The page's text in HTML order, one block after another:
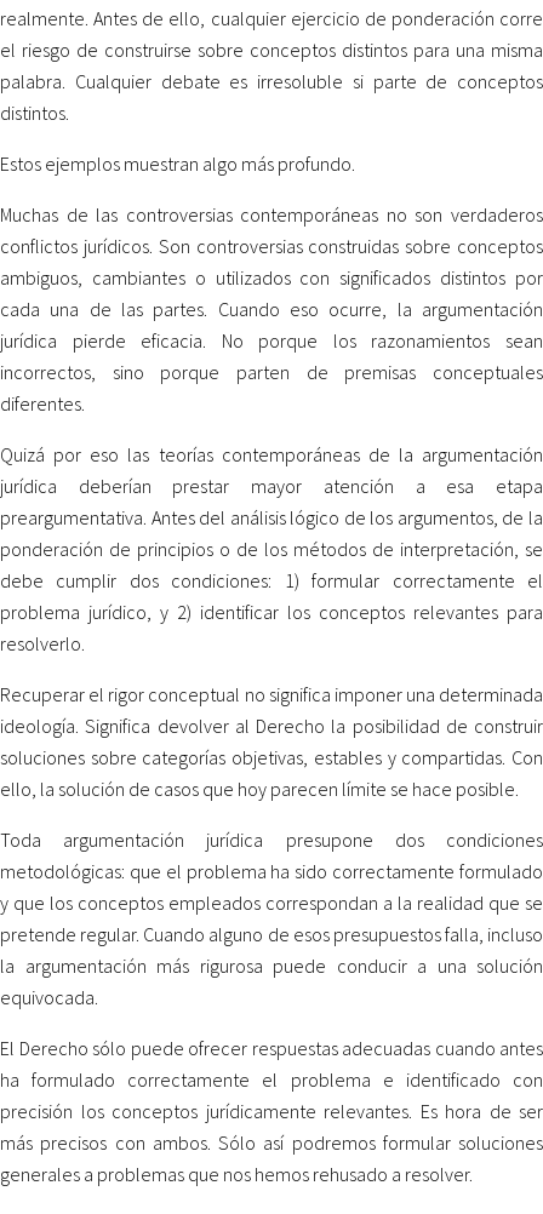
realmente. Antes de ello, cualquier ejercicio de ponderación corre
el riesgo de construirse sobre conceptos distintos para una misma
palabra. Cualquier debate es irresoluble si parte de conceptos
distintos.
Estos ejemplos muestran algo más profundo.
Muchas de las controversias contemporáneas no son verdaderos
conflictos jurídicos. Son controversias construidas sobre conceptos
ambiguos, cambiantes o utilizados con significados distintos por
cada una de las partes. Cuando eso ocurre, la argumentación
jurídica pierde eficacia. No porque los razonamientos sean
incorrectos, sino porque parten de premisas conceptuales
diferentes.
Quizá por eso las teorías contemporáneas de la argumentación
jurídica deberían prestar mayor atención a esa etapa
preargumentativa. Antes del análisis lógico de los argumentos, de la
ponderación de principios o de los métodos de interpretación, se
debe cumplir dos condiciones: 1) formular correctamente el
problema jurídico, y 2) identificar los conceptos relevantes para
resolverlo.
Recuperar el rigor conceptual no significa imponer una determinada
ideología. Significa devolver al Derecho la posibilidad de construir
soluciones sobre categorías objetivas, estables y compartidas. Con
ello, la solución de casos que hoy parecen límite se hace posible.
Toda argumentación jurídica presupone dos condiciones
metodológicas: que el problema ha sido correctamente formulado
y que los conceptos empleados correspondan a la realidad que se
pretende regular. Cuando alguno de esos presupuestos falla, incluso
la argumentación más rigurosa puede conducir a una solución
equivocada.
El Derecho sólo puede ofrecer respuestas adecuadas cuando antes
ha formulado correctamente el problema e identificado con
precisión los conceptos jurídicamente relevantes. Es hora de ser
más precisos con ambos. Sólo así podremos formular soluciones
generales a problemas que nos hemos rehusado a resolver.